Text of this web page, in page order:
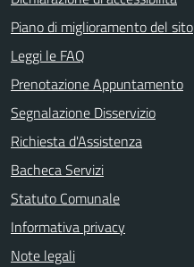
Piano di miglioramento del sito
Leggi le FAQ
Prenotazione Appuntamento
Segnalazione Disservizio
Richiesta d'Assistenza
Bacheca Servizi
Statuto Comunale
Informativa privacy
Note legali